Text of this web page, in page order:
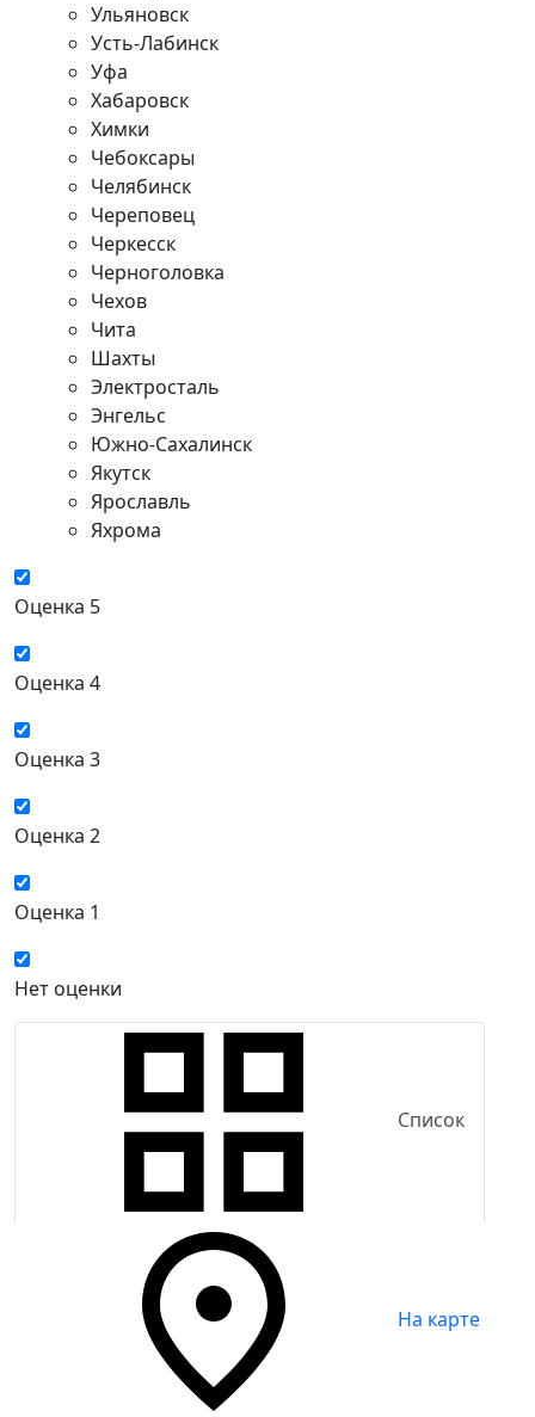
Ульяновск
Усть-Лабинск
Уфа
Хабаровск
Химки
Чебоксары
Челябинск
Череповец
Черкесск
Черноголовка
Чехов
Чита
Шахты
Электросталь
Энгельс
Южно-Сахалинск
Якутск
Ярославль
Яхрома
Оценка 5
Оценка 4
Оценка 3
Оценка 2
Оценка 1
Нет оценки
Список
На карте